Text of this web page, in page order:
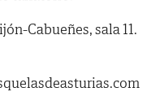
Cabueñes, sala 11.